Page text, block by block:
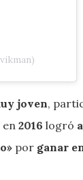
joven,
en 2016 logró
por ganar